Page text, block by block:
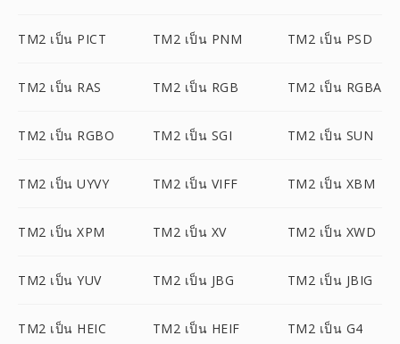
TM2 เป็น PICT TM2 เป็น PNM TM2 เป็น PSD
TM2 เป็น RAS TM2 เป็น RGB TM2 เป็น RGBA
TM2 เป็น RGBO TM2 เป็น SGI TM2 เป็น SUN
TM2 เป็น UYVY TM2 เป็น VIFF TM2 เป็น XBM
TM2 เป็น XPM TM2 เป็น XV TM2 เป็น XWD
TM2 เป็น YUV TM2 เป็น JBG TM2 เป็น JBIG
TM2 เป็น HEIC TM2 เป็น HEIF TM2 เป็น G4